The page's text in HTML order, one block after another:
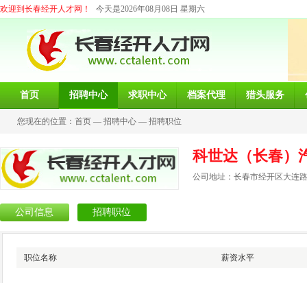
欢迎到长春经开人才网！ 今天是2026年08月08日 星期六
首页 招聘中心 求职中心 档案代理 猎头服务
您现在的位置： 首页 — 招聘中心 — 招聘职位
科世达（长春）
公司地址：长春市经开区大连
公司信息 招聘职位
职位名称 薪资水平